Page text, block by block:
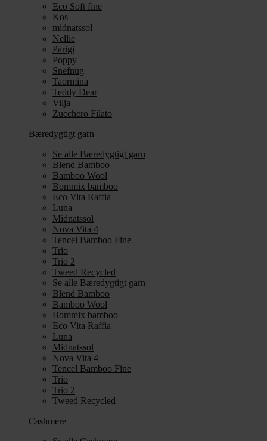
Eco Soft fine
Kos
midnatssol
Nellie
Parigi
Poppy
Snefnug
Taormina
Teddy Dear
Vilja
Zucchero Filato
Bæredygtigt garn
Se alle Bæredygtigt garn
Blend Bamboo
Bamboo Wool
Bommix bamboo
Eco Vita Raffia
Luna
Midnatssol
Nova Vita 4
Tencel Bamboo Fine
Trio
Trio 2
Tweed Recycled
Se alle Bæredygtigt garn
Blend Bamboo
Bamboo Wool
Bommix bamboo
Eco Vita Raffia
Luna
Midnatssol
Nova Vita 4
Tencel Bamboo Fine
Trio
Trio 2
Tweed Recycled
Cashmere